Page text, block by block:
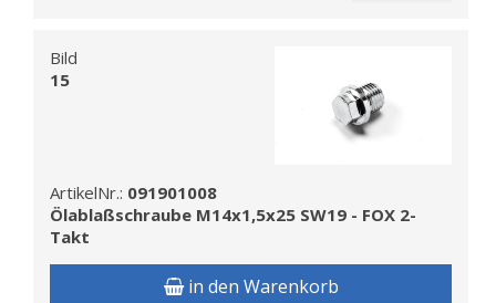
Bild
15
ArtikelNr.: 091901008
Ölablaßschraube M14x1,5x25 SW19 - FOX 2-
Takt
in den Warenkorb